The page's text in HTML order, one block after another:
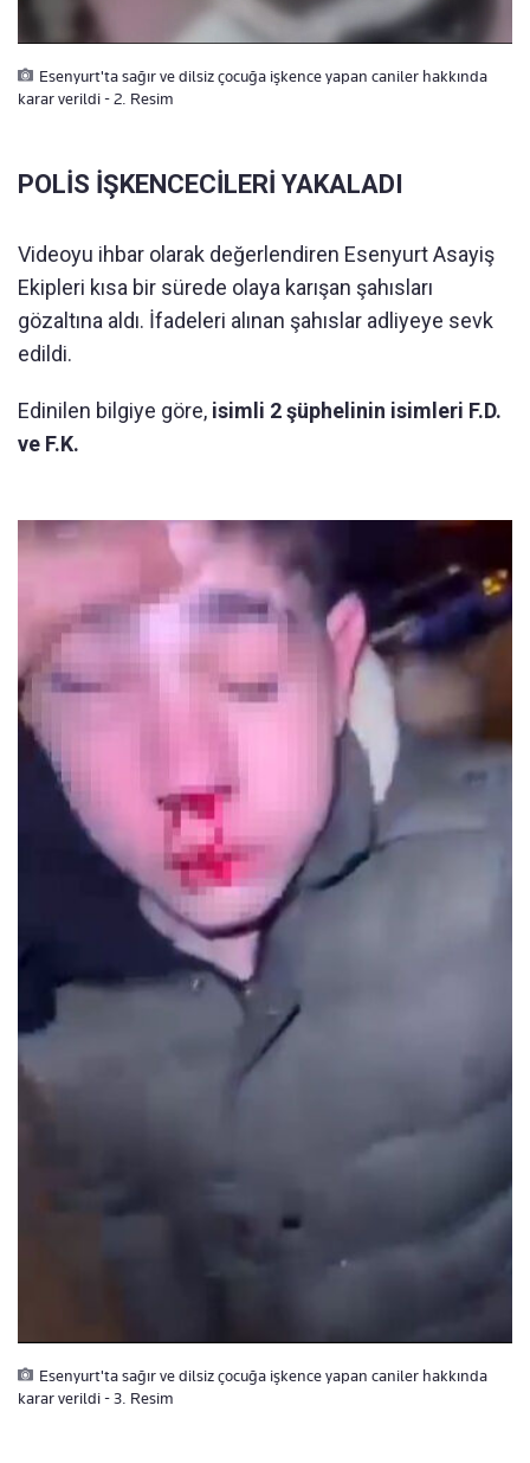
Esenyurt'ta sağır ve dilsiz çocuğa işkence yapan caniler hakkında
karar verildi - 2. Resim
POLİS İŞKENCECİLERİ YAKALADI
Videoyu ihbar olarak değerlendiren Esenyurt Asayiş
Ekipleri kısa bir sürede olaya karışan şahısları
gözaltına aldı. İfadeleri alınan şahıslar adliyeye sevk
edildi.
Edinilen bilgiye göre, isimli 2 şüphelinin isimleri F.D.
ve F.K.
Esenyurt'ta sağır ve dilsiz çocuğa işkence yapan caniler hakkında
karar verildi - 3. Resim